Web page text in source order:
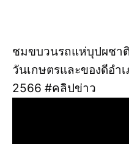
ชมขบวนรถแห่บุปผชา
วันเกษตรและของดีอำ
2566 #คลิปข่าว